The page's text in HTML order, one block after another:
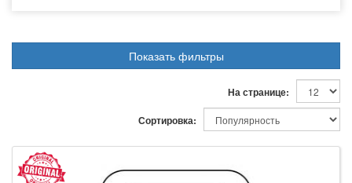
Показать фильтры
На странице:
Сортировка: